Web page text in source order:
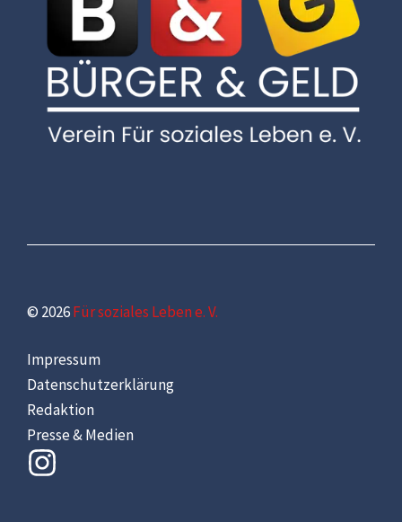
© 2026Für soziales Leben e. V.
Impressum
Datenschutzerklärung
Redaktion
Presse & Medien